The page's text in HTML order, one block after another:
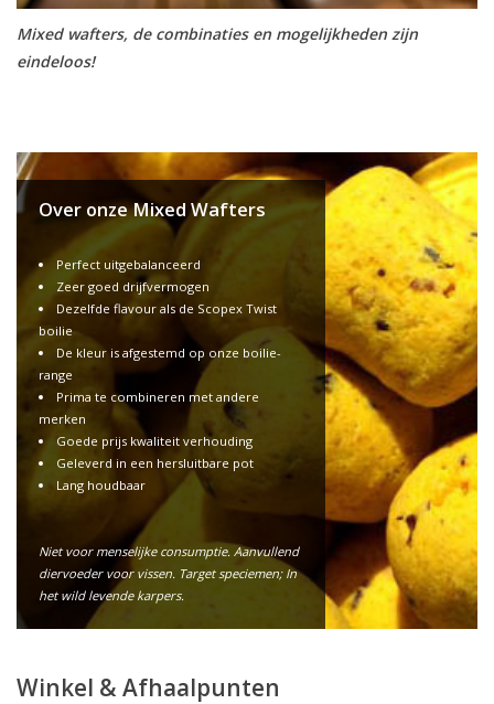
Mixed wafters, de combinaties en mogelijkheden zijn
eindeloos!
Over onze Mixed Wafters
Perfect uitgebalanceerd
Zeer goed drijfvermogen
Dezelfde flavour als de Scopex Twist
boilie
De kleur is afgestemd op onze boilie-
range
Prima te combineren met andere
merken
Goede prijs kwaliteit verhouding
Geleverd in een hersluitbare pot
Lang houdbaar
Niet voor menselijke consumptie. Aanvullend
diervoeder voor vissen. Target speciemen; In
het wild levende karpers.
Winkel & Afhaalpunten